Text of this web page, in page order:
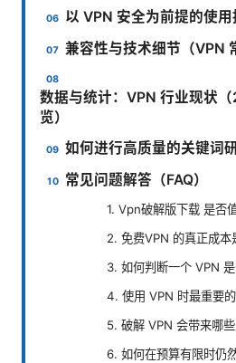
以 VPN 安全为前提的使用
兼容性与技术细节（VPN
数据与统计：VPN 行业现状
览）
如何进行高质量的关键词
常见问题解答（FAQ）
1. Vpn破解版下载 是否
2. 免费VPN 的真正成本
3. 如何判断一个 VPN 是
4. 使用 VPN 时最重要的
5. 破解 VPN 会带来哪些
6. 如何在预算有限时仍